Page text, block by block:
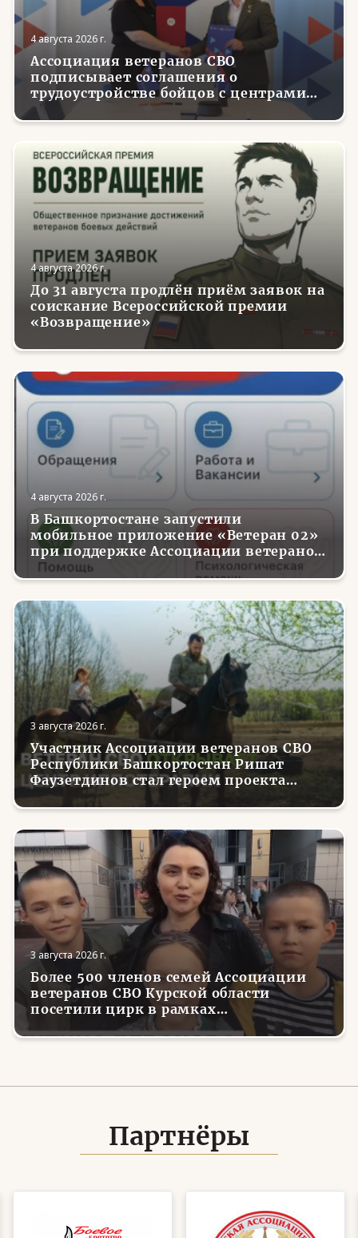
4 августа 2026 г.
Ассоциация ветеранов СВО
подписывает соглашения о
трудоустройстве бойцов с центрами
занятости в регионах России
4 августа 2026 г.
До 31 августа продлён приём заявок на
соискание Всероссийской премии
«Возвращение»
4 августа 2026 г.
В Башкортостане запустили
мобильное приложение «Ветеран 02»
при поддержке Ассоциации ветеранов
СВО
3 августа 2026 г.
Участник Ассоциации ветеранов СВО
Республики Башкортостан Ришат
Фаузетдинов стал героем проекта
телеканала RT.Док «Держи удар! С
Николаем Валуевым»
3 августа 2026 г.
Более 500 членов семей Ассоциации
ветеранов СВО Курской области
посетили цирк в рамках
всероссийской акции
Партнёры